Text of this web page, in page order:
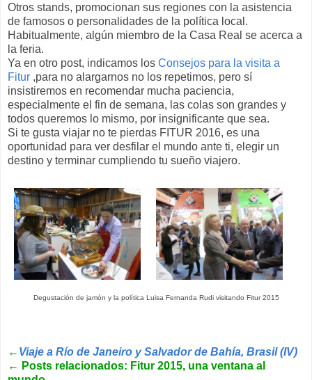
Otros stands, promocionan sus regiones con la asistencia
de famosos o personalidades de la política local.
Habitualmente, algún miembro de la Casa Real se acerca a
la feria.
Ya en otro post, indicamos los Consejos para la visita a
Fitur ,para no alargarnos no los repetimos, pero sí
insistiremos en recomendar mucha paciencia,
especialmente el fin de semana, las colas son grandes y
todos queremos lo mismo, por insignificante que sea.
Si te gusta viajar no te pierdas FITUR 2016, es una
oportunidad para ver desfilar el mundo ante ti, elegir un
destino y terminar cumpliendo tu sueño viajero.
Degustación de jamón y la política Luisa Fernanda Rudi visitando Fitur 2015
← Viaje a Río de Janeiro y Salvador de Bahía, Brasil (IV)
← Posts relacionados: Fitur 2015, una ventana al